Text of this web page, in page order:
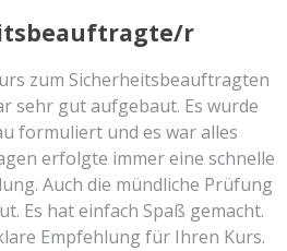
r
zum Sicherheitsbeauftragten
sehr gut aufgebaut. Es wurde
formuliert und es war alles
erfolgte immer eine schnelle
Auch die mündliche Prüfung
Es hat einfach Spaß gemacht.
Empfehlung für Ihren Kurs.